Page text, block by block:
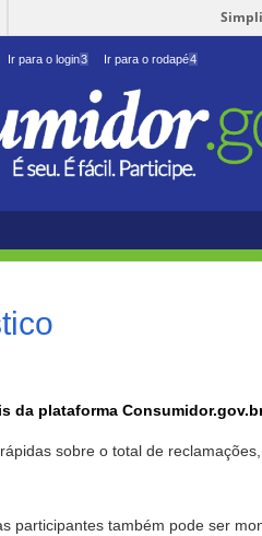
Ir para o login3 Ir para o rodapé4
da plataforma
sobre o total de
participantes também pode ser